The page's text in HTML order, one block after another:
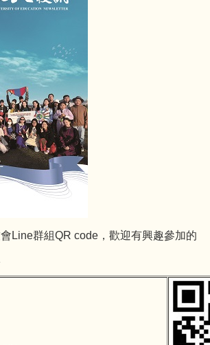
Line群組QR code，歡迎有興趣參加的